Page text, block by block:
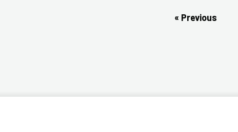
« Previous